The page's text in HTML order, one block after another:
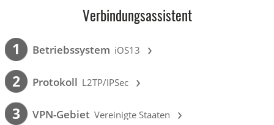
Verbindungsassistent
1 Betriebssystem iOS13 ›
2 Protokoll L2TP/IPSec ›
3 VPN-Gebiet Vereinigte Staaten ›